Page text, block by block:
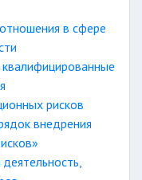
в сфере
рисков
внедрения